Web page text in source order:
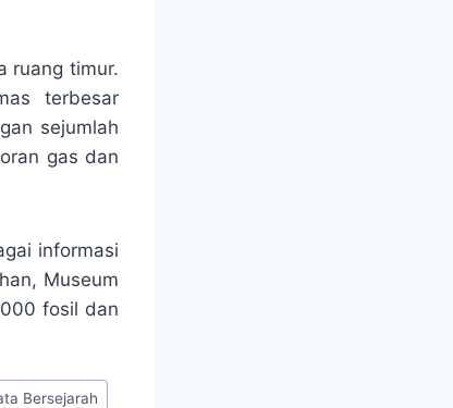
ruang timur.
terbesar
sejumlah
gas dan
informasi
Museum
fosil dan
Bersejarah